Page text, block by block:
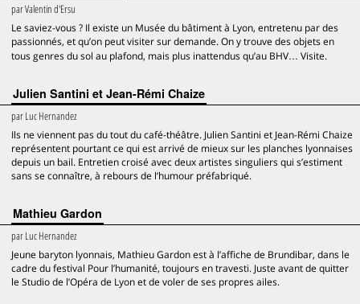
parValentin d'Ersu
Le saviez-vous ? Il existe un Musée du bâtiment à Lyon, entretenu par des
passionnés, et qu’on peut visiter sur demande. On y trouve des objets en
tous genres du sol au plafond, mais plus inattendus qu’au BHV… Visite.
Julien Santini et Jean-Rémi Chaize
parLuc Hernandez
Ils ne viennent pas du tout du café-théâtre. Julien Santini et Jean-Rémi Chaize
représentent pourtant ce qui est arrivé de mieux sur les planches lyonnaises
depuis un bail. Entretien croisé avec deux artistes singuliers qui s’estiment
sans se connaître, à rebours de l’humour préfabriqué.
Mathieu Gardon
parLuc Hernandez
Jeune baryton lyonnais, Mathieu Gardon est à l’affiche de Brundibar, dans le
cadre du festival Pour l’humanité, toujours en travesti. Juste avant de quitter
le Studio de l’Opéra de Lyon et de voler de ses propres ailes.